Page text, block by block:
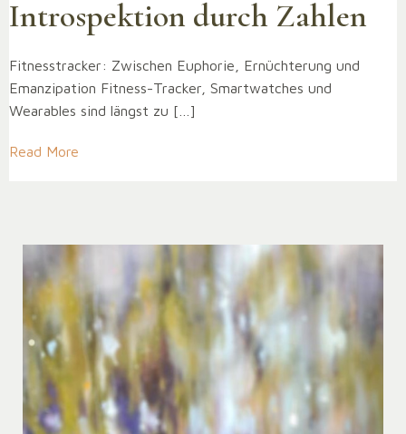
Introspektion durch Zahlen
Fitnesstracker: Zwischen Euphorie, Ernüchterung und
Emanzipation Fitness-Tracker, Smartwatches und
Wearables sind längst zu […]
Read More